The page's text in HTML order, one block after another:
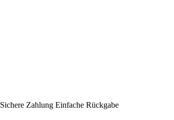
Sichere Zahlung Einfache Rückgabe